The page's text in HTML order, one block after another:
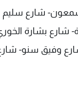
شمعون- شارع
بشارة
وفيق سنو-